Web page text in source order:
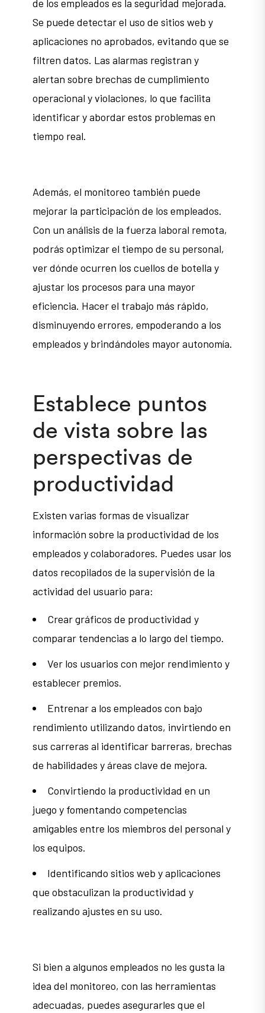
de los empleados es la seguridad mejorada.
Se puede detectar el uso de sitios web y
aplicaciones no aprobados, evitando que se
filtren datos. Las alarmas registran y
alertan sobre brechas de cumplimiento
operacional y violaciones, lo que facilita
identificar y abordar estos problemas en
tiempo real.
Además, el monitoreo también puede
mejorar la participación de los empleados.
Con un análisis de la fuerza laboral remota,
podrás optimizar el tiempo de su personal,
ver dónde ocurren los cuellos de botella y
ajustar los procesos para una mayor
eficiencia. Hacer el trabajo más rápido,
disminuyendo errores, empoderando a los
empleados y brindándoles mayor autonomía.
Establece puntos
de vista sobre las
perspectivas de
productividad
Existen varias formas de visualizar
información sobre la productividad de los
empleados y colaboradores. Puedes usar los
datos recopilados de la supervisión de la
actividad del usuario para:
Crear gráficos de productividad y
comparar tendencias a lo largo del tiempo.
Ver los usuarios con mejor rendimiento y
establecer premios.
Entrenar a los empleados con bajo
rendimiento utilizando datos, invirtiendo en
sus carreras al identificar barreras, brechas
de habilidades y áreas clave de mejora.
Convirtiendo la productividad en un
juego y fomentando competencias
amigables entre los miembros del personal y
los equipos.
Identificando sitios web y aplicaciones
que obstaculizan la productividad y
realizando ajustes en su uso.
Si bien a algunos empleados no les gusta la
idea del monitoreo, con las herramientas
adecuadas, puedes asegurarles que el